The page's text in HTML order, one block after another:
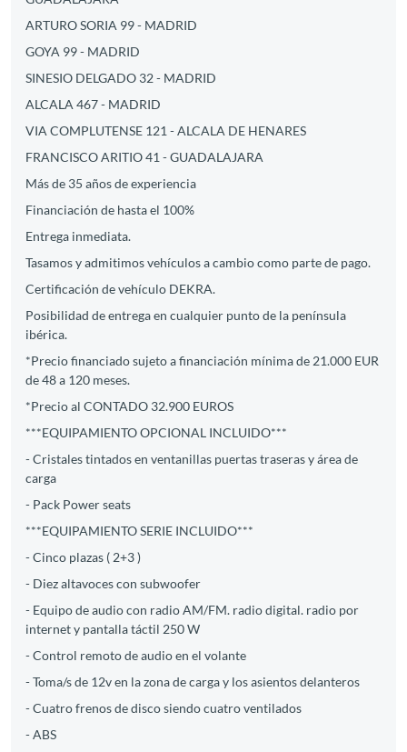
ARTURO SORIA 99 - MADRID
GOYA 99 - MADRID
SINESIO DELGADO 32 - MADRID
ALCALA 467 - MADRID
VIA COMPLUTENSE 121 - ALCALA DE HENARES
FRANCISCO ARITIO 41 - GUADALAJARA
Más de 35 años de experiencia
Financiación de hasta el 100%
Entrega inmediata.
Tasamos y admitimos vehículos a cambio como parte de pago.
Certificación de vehículo DEKRA.
Posibilidad de entrega en cualquier punto de la península
ibérica.
*Precio financiado sujeto a financiación mínima de 21.000 EUR
de 48 a 120 meses.
*Precio al CONTADO 32.900 EUROS
***EQUIPAMIENTO OPCIONAL INCLUIDO***
- Cristales tintados en ventanillas puertas traseras y área de
carga
- Pack Power seats
***EQUIPAMIENTO SERIE INCLUIDO***
- Cinco plazas ( 2+3 )
- Diez altavoces con subwoofer
- Equipo de audio con radio AM/FM. radio digital. radio por
internet y pantalla táctil 250 W
- Control remoto de audio en el volante
- Toma/s de 12v en la zona de carga y los asientos delanteros
- Cuatro frenos de disco siendo cuatro ventilados
- ABS